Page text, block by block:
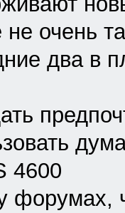
не очень
два в
4600
форумах,